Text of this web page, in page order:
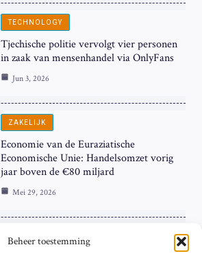
Beheer toestemming
TECHNOLOGY
Tjechische politie vervolgt vier personen
in zaak van mensenhandel via OnlyFans
Jun 3, 2026
ZAKELIJK
Economie van de Euraziatische
Economische Unie: Handelsomzet vorig
jaar boven de €80 miljard
Mei 29, 2026
ZAKELIJK